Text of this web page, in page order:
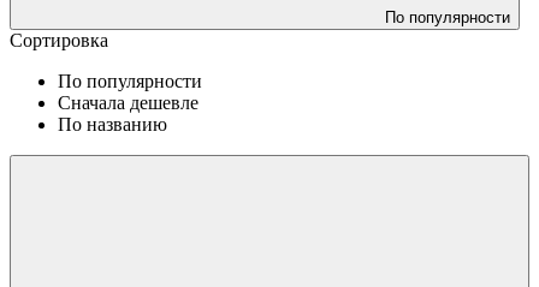
По популярности
Сортировка
По популярности
Сначала дешевле
По названию